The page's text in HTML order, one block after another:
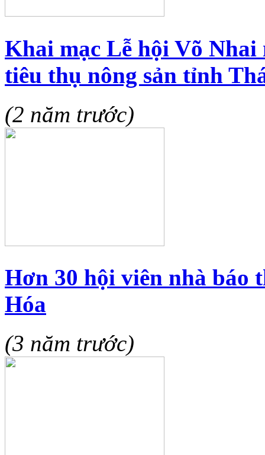
Khai mạc Lễ hội Võ
tiêu thụ nông sản tỉnh
(2 năm trước)
Hơn 30 hội viên nhà báo
Hóa
(3 năm trước)